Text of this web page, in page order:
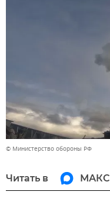
© Министерство обороны РФ
Читать в МАКС